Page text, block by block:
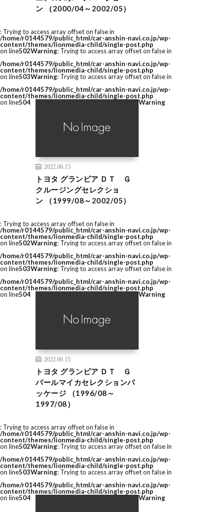
ン （2000/04～2002/05）
: Trying to access array offset on false in
/home/r0144579/public_html/car-anshin-navi.co.jp/wp-
content/themes/lionmedia-child/single-post.php
on line502Warning: Trying to access array offset on false in
/home/r0144579/public_html/car-anshin-navi.co.jp/wp-
content/themes/lionmedia-child/single-post.php
on line503Warning: Trying to access array offset on false in
/home/r0144579/public_html/car-anshin-navi.co.jp/wp-
content/themes/lionmedia-child/single-post.php
on line504
2022.06.15
トヨタ グランビア ＤＴ Ｇ
クルージングセレクショ
ン （1999/08～2002/05）
Warning
: Trying to access array offset on false in
/home/r0144579/public_html/car-anshin-navi.co.jp/wp-
content/themes/lionmedia-child/single-post.php
on line502Warning: Trying to access array offset on false in
/home/r0144579/public_html/car-anshin-navi.co.jp/wp-
content/themes/lionmedia-child/single-post.php
on line503Warning: Trying to access array offset on false in
/home/r0144579/public_html/car-anshin-navi.co.jp/wp-
content/themes/lionmedia-child/single-post.php
on line504
2022.06.15
トヨタ グランビア ＤＴ Ｇ
パールマイカセレクションパ
ッケージ （1996/08～
1997/08）
Warning
: Trying to access array offset on false in
/home/r0144579/public_html/car-anshin-navi.co.jp/wp-
content/themes/lionmedia-child/single-post.php
on line502Warning: Trying to access array offset on false in
/home/r0144579/public_html/car-anshin-navi.co.jp/wp-
content/themes/lionmedia-child/single-post.php
on line503Warning: Trying to access array offset on false in
/home/r0144579/public_html/car-anshin-navi.co.jp/wp-
content/themes/lionmedia-child/single-post.php
on line504 Warning